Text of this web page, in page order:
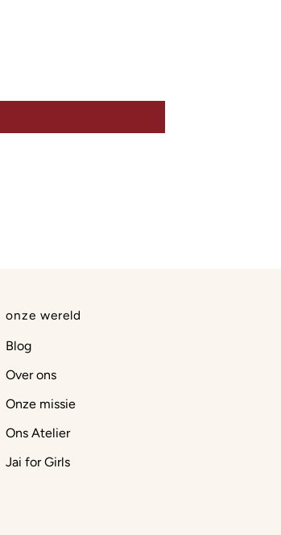
onze wereld
Blog
Over ons
Onze missie
Ons Atelier
Jai for Girls